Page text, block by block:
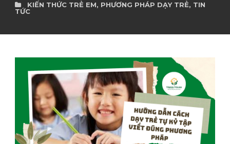
KIẾN THỨC TRẺ EM, PHƯƠNG PHÁP DẠY TRẺ, TIN
TỨC